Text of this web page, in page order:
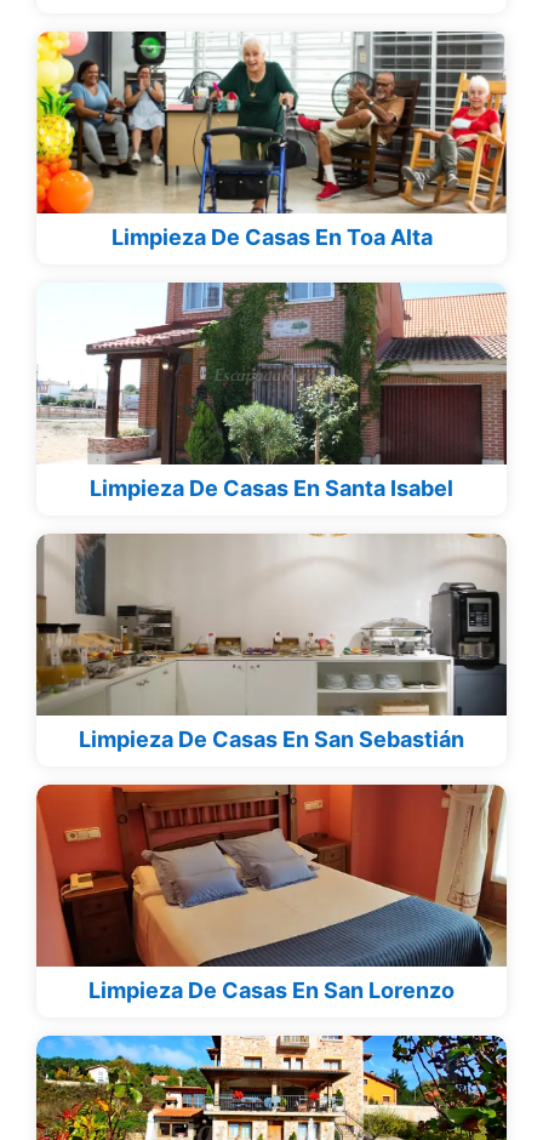
Limpieza De Casas En Toa Alta
Limpieza De Casas En Santa Isabel
Limpieza De Casas En San Sebastián
Limpieza De Casas En San Lorenzo